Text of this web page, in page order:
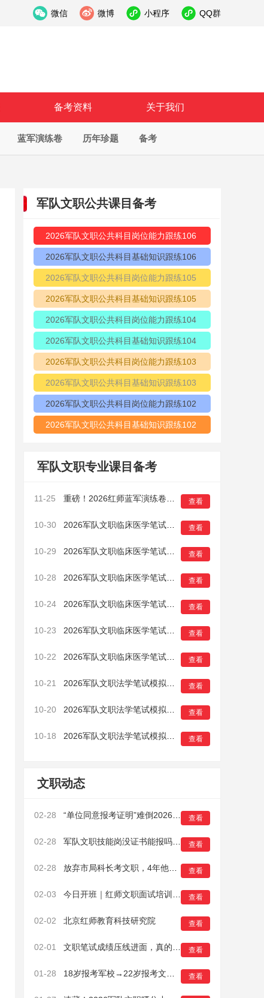
微信 微博 小程序 QQ群
备考资料 关于我们
蓝军演练卷 历年珍题 备考
军队文职公共课目备考
2026军队文职公共科目岗位能力跟练106
2026军队文职公共科目基础知识跟练106
2026军队文职公共科目岗位能力跟练105
2026军队文职公共科目基础知识跟练105
2026军队文职公共科目岗位能力跟练104
2026军队文职公共科目基础知识跟练104
2026军队文职公共科目岗位能力跟练103
2026军队文职公共科目基础知识跟练103
2026军队文职公共科目岗位能力跟练102
2026军队文职公共科目基础知识跟练102
军队文职专业课目备考
11-25 查看
10-30 查看
10-29 查看
10-28 查看
10-24 查看
10-23 查看
10-22 查看
10-21 查看
10-20 查看
10-18 查看
文职动态
02-28 查看
02-28 查看
02-28 查看
02-03 查看
02-02 北京红师教育科技研究院 查看
02-01 查看
01-28 查看